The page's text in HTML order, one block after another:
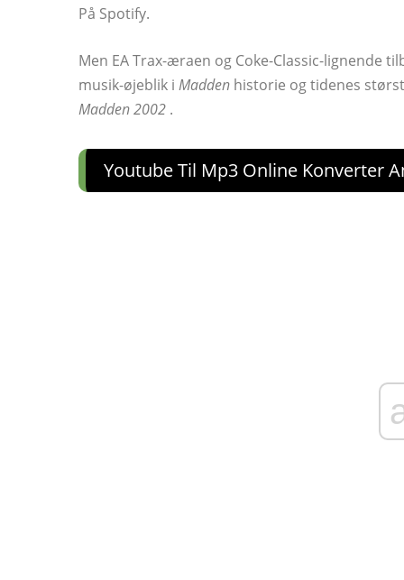
På Spotify.
Men EA Trax-æraen og Coke-Classic-lignende
musik-øjeblik i Madden historie og tidenes
Madden 2002 .
Youtube Til Mp3 Online Konverter